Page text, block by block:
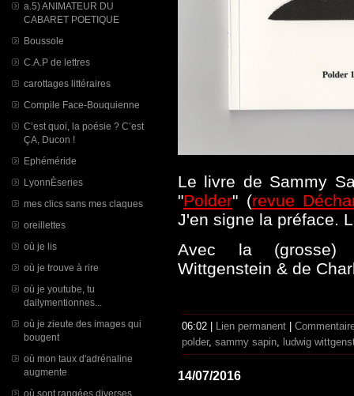
a.5) ANIMATEUR DU
CABARET POETIQUE
Boussole
C.A.P de lettres
carottages littéraires
Compile Face-Bouquienne
C’est quoi, la poésie ? C’est
ÇA, Ducon !
Ephéméride
LyonnÈseries
mes clics sans mes claques
oreillettes
où je lis
où je trouve à rire
où je youtube, tu
dailymentionnes...
où je zieute des images qui
bougent
où mon taux d'adrénaline
augmente
où sont rangées diverses
Le livre de Sammy
"Polder" (revue
J'en signe la préface.
Avec la (grosse)
Wittgenstein & de
06:02 | Lien permanent
polder, sammy sapin, ludwig
14/07/2016